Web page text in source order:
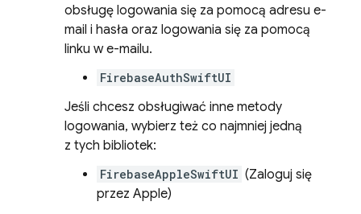
obsługę logowania się za pomocą adresu e-
mail i hasła oraz logowania się za pomocą
linku w e-mailu.
FirebaseAuthSwiftUI
Jeśli chcesz obsługiwać inne metody
logowania, wybierz też co najmniej jedną
z tych bibliotek:
FirebaseAppleSwiftUI (Zaloguj się
przez Apple)